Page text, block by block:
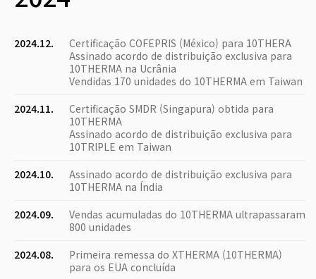
2024.12.
Certificação COFEPRIS (México) para 10THERA
Assinado acordo de distribuição exclusiva para
10THERMA na Ucrânia
Vendidas 170 unidades do 10THERMA em Taiwan
2024.11.
Certificação SMDR (Singapura) obtida para
10THERMA
Assinado acordo de distribuição exclusiva para
10TRIPLE em Taiwan
2024.10.
Assinado acordo de distribuição exclusiva para
10THERMA na Índia
2024.09.
Vendas acumuladas do 10THERMA ultrapassaram
800 unidades
2024.08.
Primeira remessa do XTHERMA (10THERMA)
para os EUA concluída